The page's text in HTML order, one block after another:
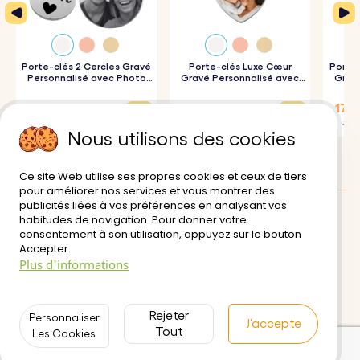
préférée.
3. Gravure soignée : Votre porte-clés sera gravé avec une
grande précision conformément à vos souhaits.
Dimensions : 50 mm x 60 mm
Matériel:Cuir végétalien
Couleur : Bleu
Porte-clés 2 Cercles Gravé
Personnalisé avec Photo
Porte-clés Luxe Cœur
Gravé Personnalisé avec
Livraison
Politique de Confidentialité
Contactez-nous
Avis des clients: 0/5
Nous utilisons des cookies
Ce site Web utilise ses propres cookies et ceux de tiers
pour améliorer nos services et vous montrer des
publicités liées à vos préférences en analysant vos
habitudes de navigation. Pour donner votre
consentement à son utilisation, appuyez sur le bouton
Accepter.
Plus d'informations
Personnaliser
Les Cookies
Rejeter
Tout
J'accepte